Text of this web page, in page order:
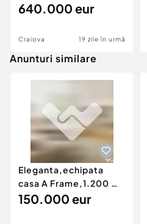
Spitalul Judetean
640.000 eur
Craiova 19 zile în urmă
Anunturi similare
Eleganta,echipata
casa A Frame,1.200 mp
teren,deschidere Pia
150.000 eur